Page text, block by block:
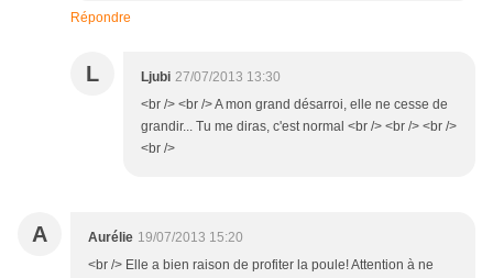
Répondre
L Ljubi 27/07/2013 13:30
<br /> <br /> A mon grand désarroi, elle ne cesse de
grandir... Tu me diras, c'est normal <br /> <br /> <br />
<br />
A Aurélie 19/07/2013 15:20
<br /> Elle a bien raison de profiter la poule! Attention à ne